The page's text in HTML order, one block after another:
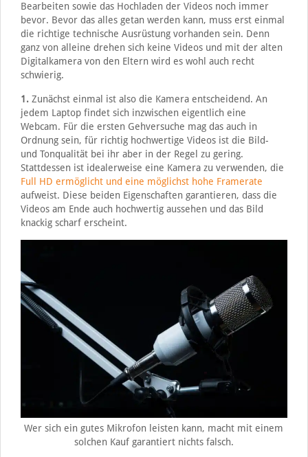
Bearbeiten sowie das Hochladen der Videos noch immer
bevor. Bevor das alles getan werden kann, muss erst einmal
die richtige technische Ausrüstung vorhanden sein. Denn
ganz von alleine drehen sich keine Videos und mit der alten
Digitalkamera von den Eltern wird es wohl auch recht
schwierig.
1.Zunächst einmal ist also die Kamera entscheidend. An
jedem Laptop findet sich inzwischen eigentlich eine
Webcam. Für die ersten Gehversuche mag das auch in
Ordnung sein, für richtig hochwertige Videos ist die Bild-
und Tonqualität bei ihr aber in der Regel zu gering.
Stattdessen ist idealerweise eine Kamera zu verwenden, die
Full HD ermöglicht und eine möglichst hohe Framerate
aufweist. Diese beiden Eigenschaften garantieren, dass die
Videos am Ende auch hochwertig aussehen und das Bild
knackig scharf erscheint.
Wer sich ein gutes Mikrofon leisten kann, macht mit einem
solchen Kauf garantiert nichts falsch.